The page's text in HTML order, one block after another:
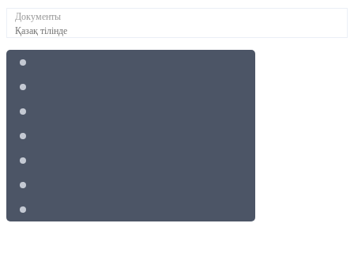
Документы
Қазақ тілінде